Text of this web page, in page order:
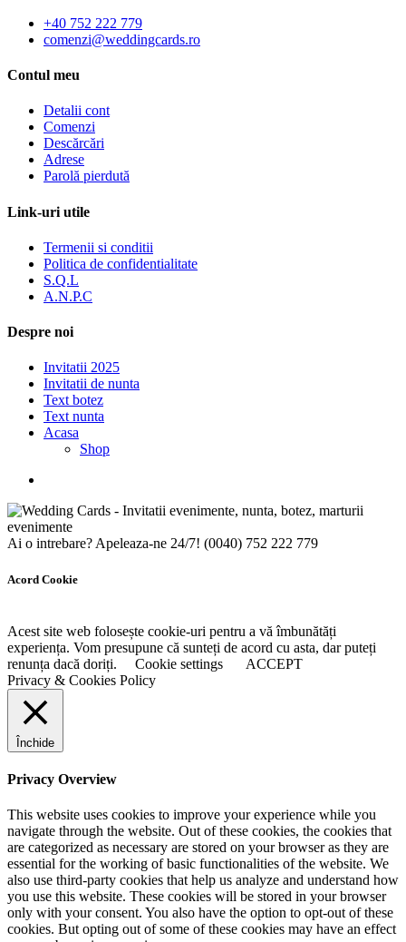
+40 752 222 779
comenzi@weddingcards.ro
Contul meu
Detalii cont
Comenzi
Descărcări
Adrese
Parolă pierdută
Link-uri utile
Termenii si conditii
Politica de confidentialitate
S.Q.L
A.N.P.C
Despre noi
Invitatii 2025
Invitatii de nunta
Text botez
Text nunta
Acasa
Shop
Ai o intrebare? Apeleaza-ne 24/7! (0040) 752 222 779
Acord Cookie
Acest site web folosește cookie-uri pentru a vă îmbunătăți
experiența. Vom presupune că sunteți de acord cu asta, dar puteți
renunța dacă doriți.
Cookie settings
ACCEPT
Privacy & Cookies Policy
Închide
Privacy Overview
This website uses cookies to improve your experience while you
navigate through the website. Out of these cookies, the cookies that
are categorized as necessary are stored on your browser as they are
essential for the working of basic functionalities of the website. We
also use third-party cookies that help us analyze and understand how
you use this website. These cookies will be stored in your browser
only with your consent. You also have the option to opt-out of these
cookies. But opting out of some of these cookies may have an effect